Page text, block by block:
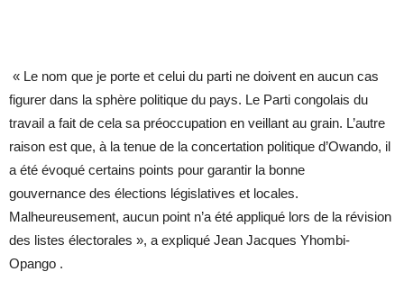
« Le nom que je porte et celui du parti ne doivent en aucun cas
figurer dans la sphère politique du pays. Le Parti congolais du
travail a fait de cela sa préoccupation en veillant au grain. L’autre
raison est que, à la tenue de la concertation politique d’Owando, il
a été évoqué certains points pour garantir la bonne
gouvernance des élections législatives et locales.
Malheureusement, aucun point n’a été appliqué lors de la révision
des listes électorales », a expliqué Jean Jacques Yhombi-
Opango .